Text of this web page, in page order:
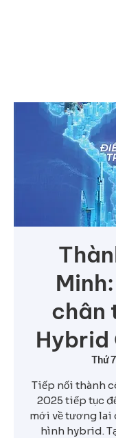
chân
Hybrid
Thứ
Tiếp nối thành
2025 tiếp tục
mới về tương lai
hình hybrid.